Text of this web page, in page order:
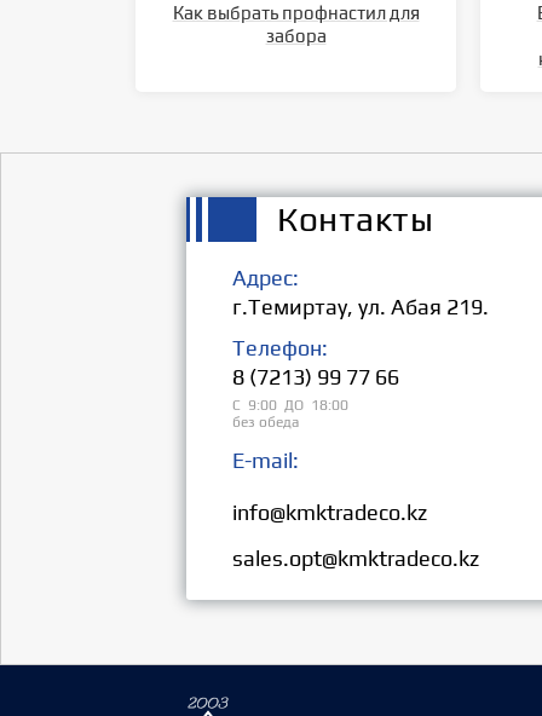
Как выбрать профнастил для
забора
Контакты
Адрес:
г.Темиртау, ул. Абая 219.
Телефон:
8 (7213) 99 77 66
С 9:00 ДО 18:00
без обеда
E-mail:
info@kmktradeco.kz
sales.opt@kmktradeco.kz